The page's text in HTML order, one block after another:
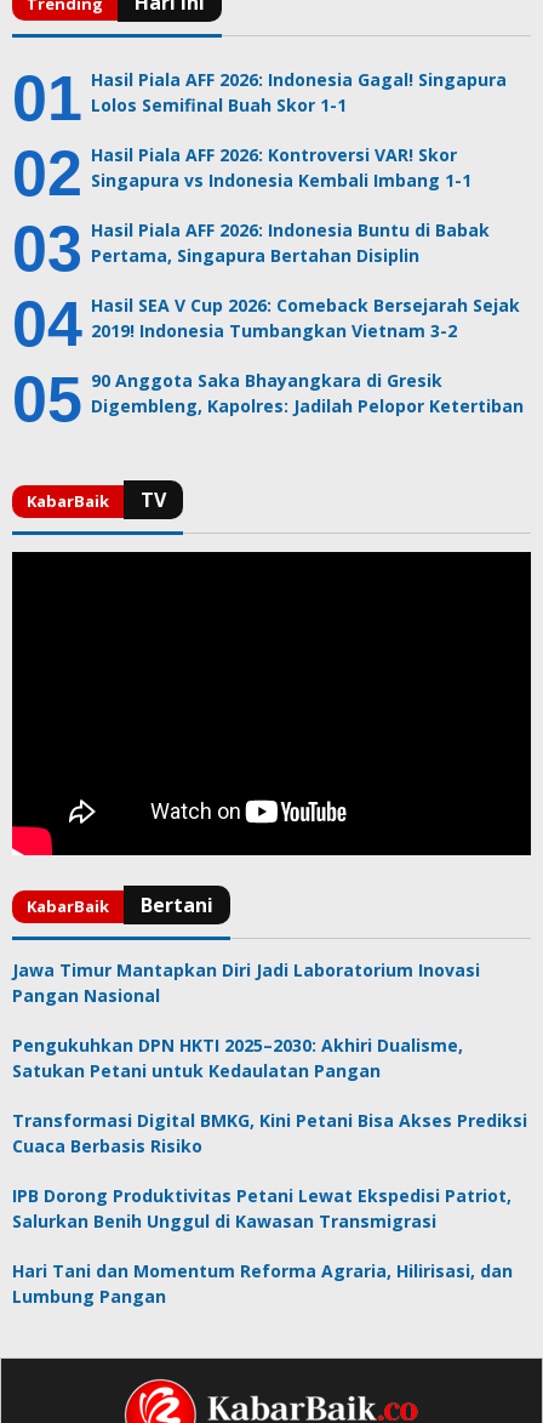
Hasil Piala AFF 2026: Indonesia Gagal! Singapura
Lolos Semifinal Buah Skor 1-1
Hasil Piala AFF 2026: Kontroversi VAR! Skor
Singapura vs Indonesia Kembali Imbang 1-1
Hasil Piala AFF 2026: Indonesia Buntu di Babak
Pertama, Singapura Bertahan Disiplin
Hasil SEA V Cup 2026: Comeback Bersejarah Sejak
2019! Indonesia Tumbangkan Vietnam 3-2
90 Anggota Saka Bhayangkara di Gresik
Digembleng, Kapolres: Jadilah Pelopor Ketertiban
Jawa Timur Mantapkan Diri Jadi Laboratorium Inovasi
Pangan Nasional
Pengukuhkan DPN HKTI 2025–2030: Akhiri Dualisme,
Satukan Petani untuk Kedaulatan Pangan
Transformasi Digital BMKG, Kini Petani Bisa Akses Prediksi
Cuaca Berbasis Risiko
IPB Dorong Produktivitas Petani Lewat Ekspedisi Patriot,
Salurkan Benih Unggul di Kawasan Transmigrasi
Hari Tani dan Momentum Reforma Agraria, Hilirisasi, dan
Lumbung Pangan